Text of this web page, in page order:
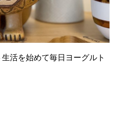
活を始めて毎日ヨーグルト